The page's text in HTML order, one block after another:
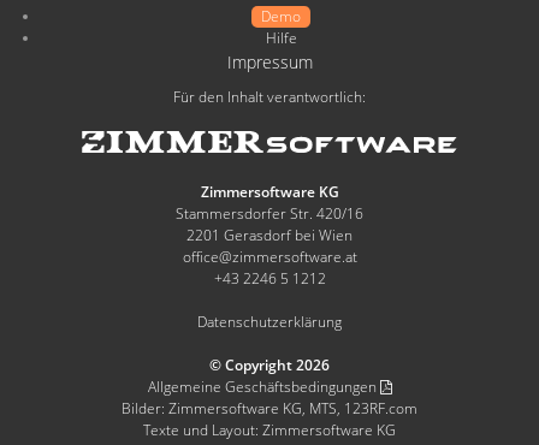
Demo
Hilfe
Impressum
Für den Inhalt verantwortlich:
Zimmersoftware KG
Stammersdorfer Str. 420/16
2201 Gerasdorf bei Wien
office@zimmersoftware.at
+43 2246 5 1212
Datenschutzerklärung
© Copyright 2026
Allgemeine Geschäftsbedingungen
Bilder: Zimmersoftware KG, MTS, 123RF.com
Texte und Layout: Zimmersoftware KG